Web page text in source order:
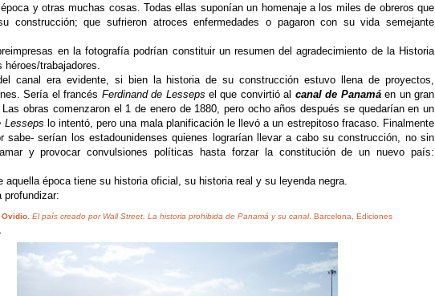
y otras muchas cosas. Todas ellas suponían un homenaje a los miles de obreros que
construcción; que sufrieron atroces enfermedades o pagaron con su vida semejante
en la fotografía podrían constituir un resumen del agradecimiento de la Historia
héroes/trabajadores.
canal era evidente, si bien la historia de su construcción estuvo llena de proyectos,
Sería el francés Ferdinand de Lesseps el que convirtió al canal de Panamáen un gran
obras comenzaron el 1 de enero de 1880, pero ocho años después se quedarían en un
Lesseps lo intentó, pero una mala planificación le llevó a un estrepitoso fracaso. Finalmente
sabe- serían los estadounidenses quienes lograrían llevar a cabo su construcción, no sin
y provocar convulsiones políticas hasta forzar la constitución de un nuevo país:
aquella época tiene su historia oficial, su historia real y su leyenda negra.
profundizar:
Ovidio. El país creado por Wall Street. La historia prohibida de Panamá y su canal. Barcelona, Ediciones